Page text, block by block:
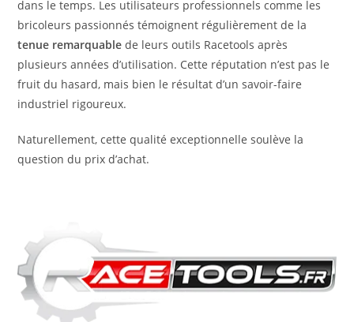
dans le temps. Les utilisateurs professionnels comme les
bricoleurs passionnés témoignent régulièrement de la
tenue remarquable de leurs outils Racetools après
plusieurs années d’utilisation. Cette réputation n’est pas le
fruit du hasard, mais bien le résultat d’un savoir-faire
industriel rigoureux.
Naturellement, cette qualité exceptionnelle soulève la
question du prix d’achat.